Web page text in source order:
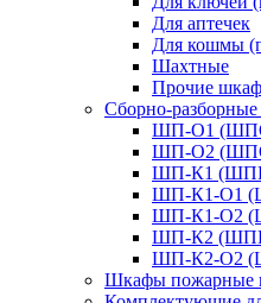
Для аптечек
Для кошмы
Шахтные
Прочие
Сборно-
ШП-О1
ШП-О2
ШП-К1
ШП-К1-О1
ШП-К1-О2
ШП-К2
ШП-К2-О2
Шкафы пожарные